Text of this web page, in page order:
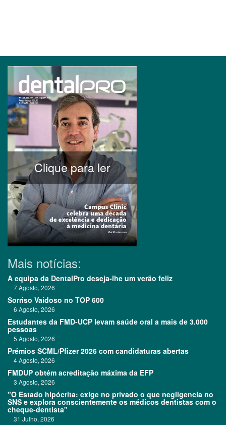
Clique para ler
Mais notícias:
A equipa da DentalPro deseja-lhe um verão feliz
7 Agosto, 2026
Sorriso Vaidoso no TOP 600
6 Agosto, 2026
Estudantes da FMD-UCP levam saúde oral a mais de 3.000
pessoas
5 Agosto, 2026
Prémios SCML/Pfizer 2026 com candidaturas abertas
4 Agosto, 2026
FMDUP obtém acreditação máxima da EFP
3 Agosto, 2026
"O Estado hipócrita: exige no privado o que negligencia no
SNS e explora conscientemente os médicos dentistas com o
cheque-dentista"
31 Julho, 2026